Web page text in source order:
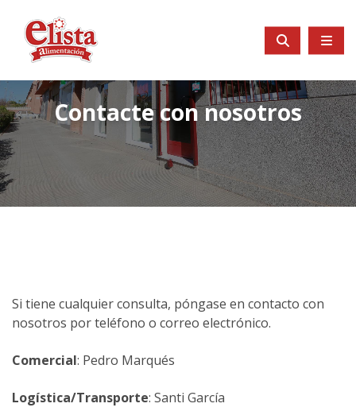
Contacte con nosotros
Si tiene cualquier consulta, póngase en contacto con
nosotros por teléfono o correo electrónico.
Comercial: Pedro Marqués
Logística/Transporte: Santi García